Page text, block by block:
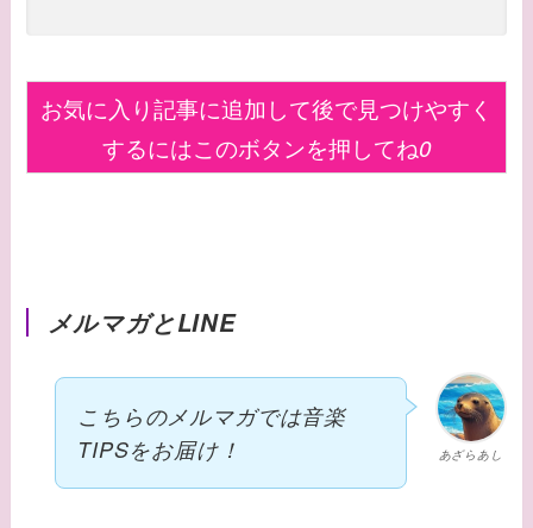
お気に入り記事に追加して後で見つけやすく
するにはこのボタンを押してね0
メルマガとLINE
あざらあし
こちらのメルマガでは音楽
TIPSをお届け！